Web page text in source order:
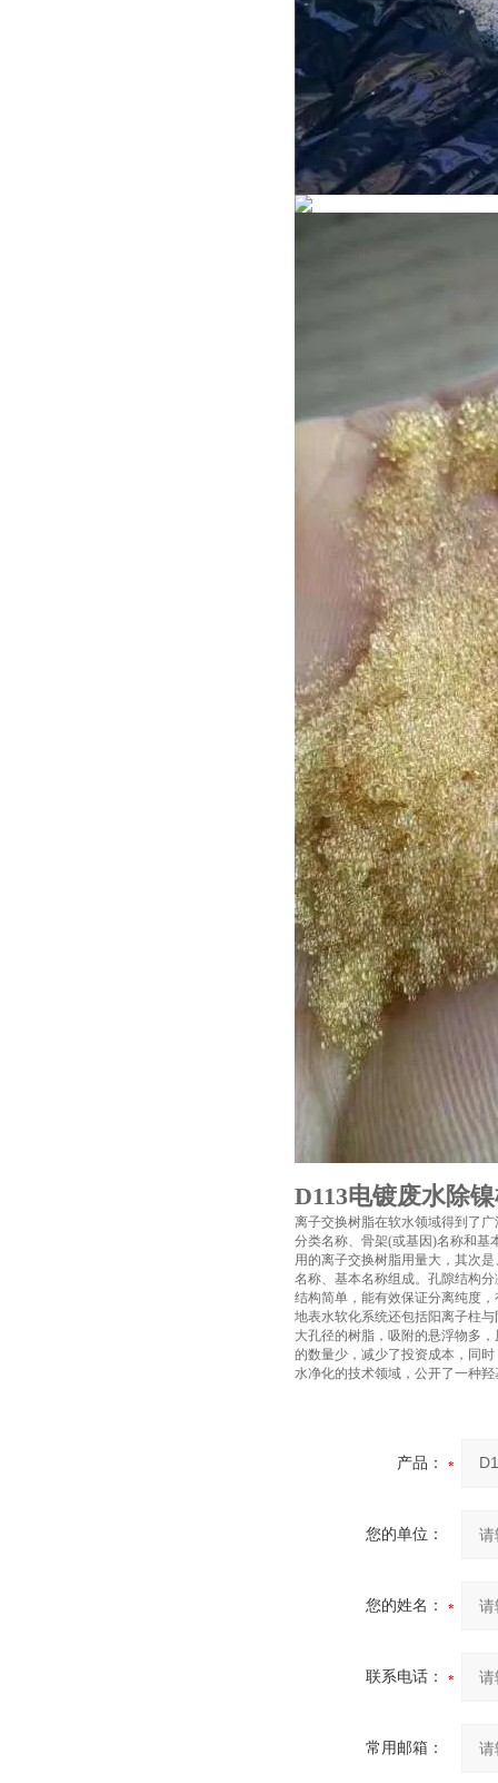
D113电镀废水除
离子交换树脂在软水领域得到了
分类名称、骨架(或基因)名称和基
用的离子交换树脂用量大，其次
名称、基本名称组成。孔隙结构
结构简单，能有效保证分离纯度
地表水软化系统还包括阳离子柱
大孔径的树脂，吸附的悬浮物多
的数量少，减少了投资成本，同
水净化的技术领域，公开了一种
产品：
您的单位：
您的姓名：
联系电话：
常用邮箱：